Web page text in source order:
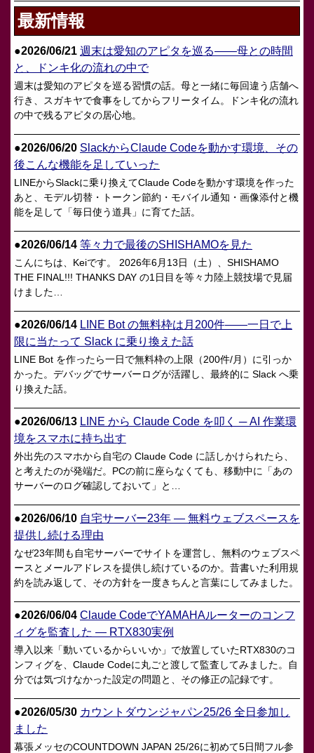
最新情報
●2026/06/21 週末は愛知のアピタを巡る——母との時間
と、ドンキ化の流れの中で
週末は愛知のアピタを巡る習慣の話。母と一緒に毎回違う店舗へ
行き、スガキヤで食事をしてからフリータイム。ドンキ化の流れ
の中で残るアピタの居心地。
●2026/06/20 SlackからClaude Codeを動かす環境、その
後こんな機能を足していった
LINEからSlackに乗り換えてClaude Codeを動かす環境を作った
あと、モデル切替・トークン節約・モバイル通知・画像添付と機
能を足して「毎日使う道具」に育てた話。
●2026/06/14 等々力で最後のSHISHAMOを見た
こんにちは、Keiです。 2026年6月13日（土）、SHISHAMO
THE FINAL!!! THANKS DAY の1日目を等々力陸上競技場で見届
けました…
●2026/06/14 LINE Bot の無料枠は月200件——一日で上
限に当たって Slack に乗り換えた話
LINE Bot を作ったら一日で無料枠の上限（200件/月）に引っか
かった。デバッグでサーバーログが活躍し、最終的に Slack へ乗
り換えた話。
●2026/06/13 LINE から Claude Code を叩く ─ AI 作業環
境をスマホに持ち出す
外出先のスマホから自宅の Claude Code に話しかけられたら、
と考えたのが発端だ。PCの前に座らなくても、移動中に「あの
サーバーのログ確認しておいて」と…
●2026/06/10 自宅サーバー23年 — 無料ウェブスペースを
提供し続ける理由
なぜ23年間も自宅サーバーでサイトを運営し、無料のウェブスペ
ースとメールアドレスを提供し続けているのか。昔書いた利用規
約を読み返して、その方針を一度きちんと言葉にしてみました。
●2026/06/04 Claude CodeでYAMAHAルーターのコンフ
ィグを監査した — RTX830実例
導入以来「動いているからいいか」で放置していたRTX830のコ
ンフィグを、Claude Codeに丸ごと渡して監査してみました。自
分では気づけなかった設定の問題と、その修正の記録です。
●2026/05/30 カウントダウンジャパン25/26 全日参加し
ました
幕張メッセのCOUNTDOWN JAPAN 25/26に初めて5日間フル参